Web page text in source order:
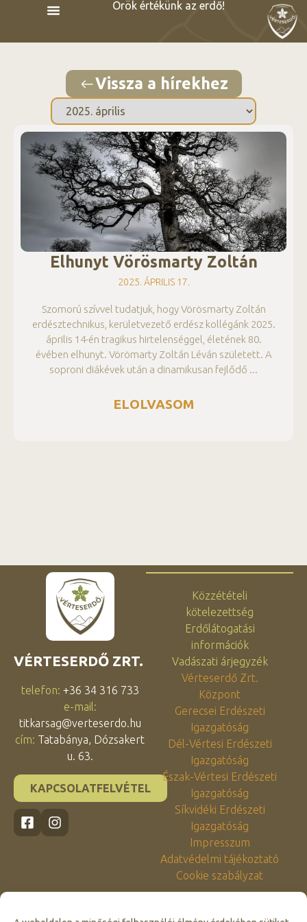
Örök értékünk az erdő!
Vissza a hírekhez
Elhunyt Vörösmarty Zoltán
2025. ÁPRILIS 17.
Szomorú szívvel tudatjuk, hogy Vörösmarty Zoltán
erdésztechnikus, kerületvezető erdész kollégánk 2025.
április 14-én tragikus hirtelenséggel, életének 80.
évében elhunyt. Vörömarty Zoltán Léván született. A
soproni diákévek után a dinamikusan fejlődő
ELOLVASOM
VÉRTESERDŐ ZRT.
telefon: +36 34 316 733
e-mail:
titkarsag@verteserdo.hu
cím: Tatabánya, Dózsakert
u. 63.
KAPCSOLATFELVÉTEL
Közzétételi
kötelezettség
Erdőlátogatási
információk
Vadászati árjegyzék
Vérteserdő Zrt.
Központ
Gerecsei Erdészeti
Igazgatóság
Dél-Vértesi Erdészeti
Igazgatóság
Észak-Vértesi Erdészeti
Igazgatóság
Síkvidéki Erdészeti
Igazgatóság
Impresszum
Adatvédelmi tájékoztató
Cookie szabályzat